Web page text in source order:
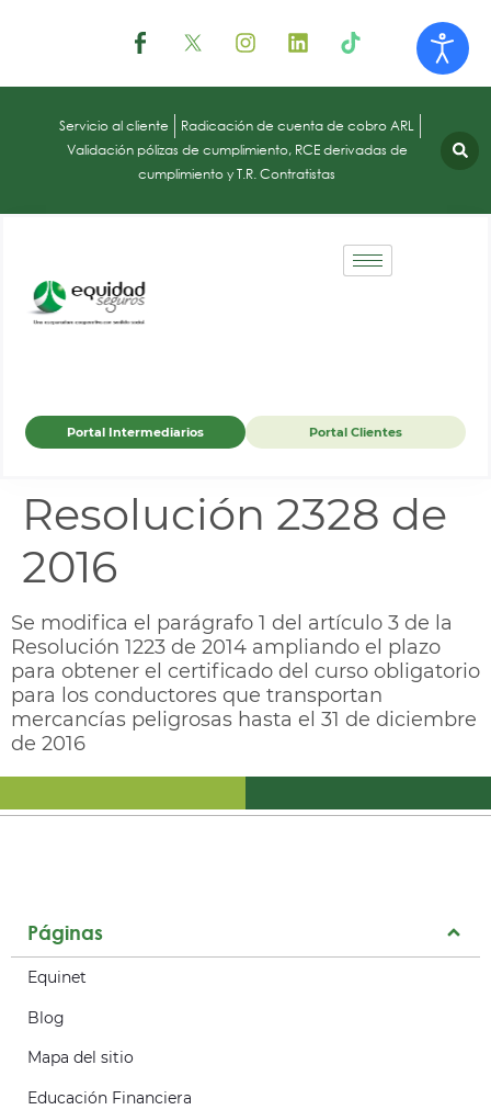
Servicio al cliente
Radicación de cuenta de cobro ARL
Validación pólizas de cumplimiento, RCE derivadas de
cumplimiento y T.R. Contratistas
Portal Intermediarios Portal Clientes
Resolución 2328 de
2016
Se modifica el parágrafo 1 del artículo 3 de la
Resolución 1223 de 2014 ampliando el plazo
para obtener el certificado del curso obligatorio
para los conductores que transportan
mercancías peligrosas hasta el 31 de diciembre
de 2016
Páginas
Equinet
Blog
Mapa del sitio
Educación Financiera